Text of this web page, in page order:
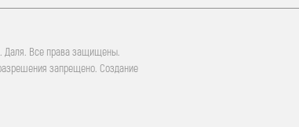
Даля. Все права защищены.
запрещено. Создание